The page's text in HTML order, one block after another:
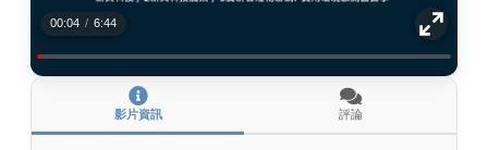
00:04 / 6:44
影片資訊 評論